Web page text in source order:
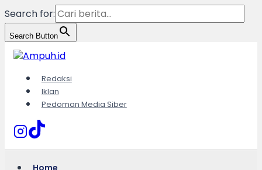
Search for:
Search Button
Skip
to
content
Redaksi
Iklan
Pedoman Media Siber
Home